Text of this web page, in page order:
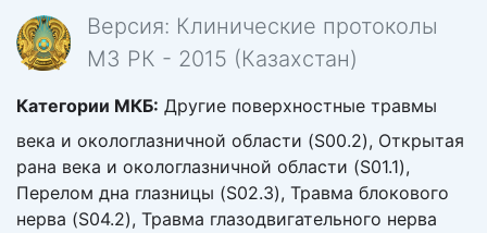
Версия: Клинические протоколы
МЗ РК - 2015 (Казахстан)
Категории МКБ: Другие поверхностные травмы
века и окологлазничной области (S00.2), Открытая
рана века и окологлазничной области (S01.1),
Перелом дна глазницы (S02.3), Травма блокового
нерва (S04.2), Травма глазодвигательного нерва